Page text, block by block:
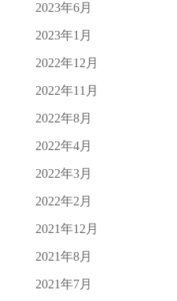
2023年6月
2023年1月
2022年12月
2022年11月
2022年8月
2022年4月
2022年3月
2022年2月
2021年12月
2021年8月
2021年7月